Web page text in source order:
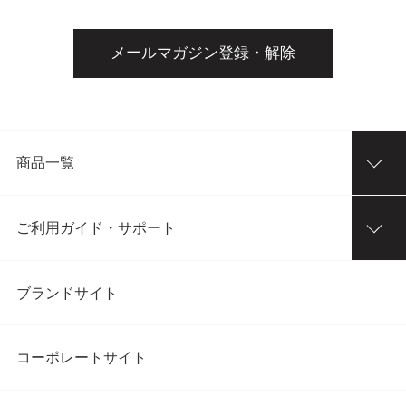
メールマガジン登録・解除
商品一覧
ご利用ガイド・サポート
ブランドサイト
コーポレートサイト